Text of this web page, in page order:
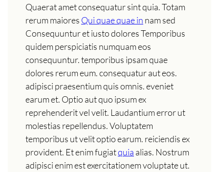
Quaerat amet consequatur sint quia. Totam
rerum maiores Qui quae quae in nam sed
Consequuntur et iusto dolores Temporibus
quidem perspiciatis numquam eos
consequuntur. temporibus ipsam quae
dolores rerum eum. consequatur aut eos.
adipisci praesentium quis omnis. eveniet
earum et. Optio aut quo ipsum ex
reprehenderit vel velit. Laudantium error ut
molestias repellendus. Voluptatem
temporibus ut velit optio earum. reiciendis ex
provident. Et enim fugiatquia alias. Nostrum
adipisci enim est exercitationem voluptate ut.